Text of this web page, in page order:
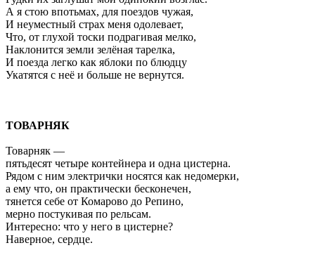
А я стою впотьмах, для поездов чужая,
И неуместный страх меня одолевает,
Что, от глухой тоски подрагивая мелко,
Наклонится земли зелёная тарелка,
И поезда легко как яблоки по блюдцу
Укатятся с неё и больше не вернутся.
ТОВАРНЯК
Товарняк —
пятьдесят четыре контейнера и одна цистерна.
Рядом с ним электрички носятся как недомерки,
а ему что, он практически бесконечен,
тянется себе от Комарово до Репино,
мерно постукивая по рельсам.
Интересно: что у него в цистерне?
Наверное, сердце.